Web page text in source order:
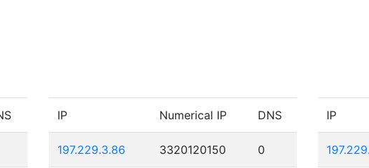
IP Numerical IP DNS
197.229.3.86 3320120150 0
IP